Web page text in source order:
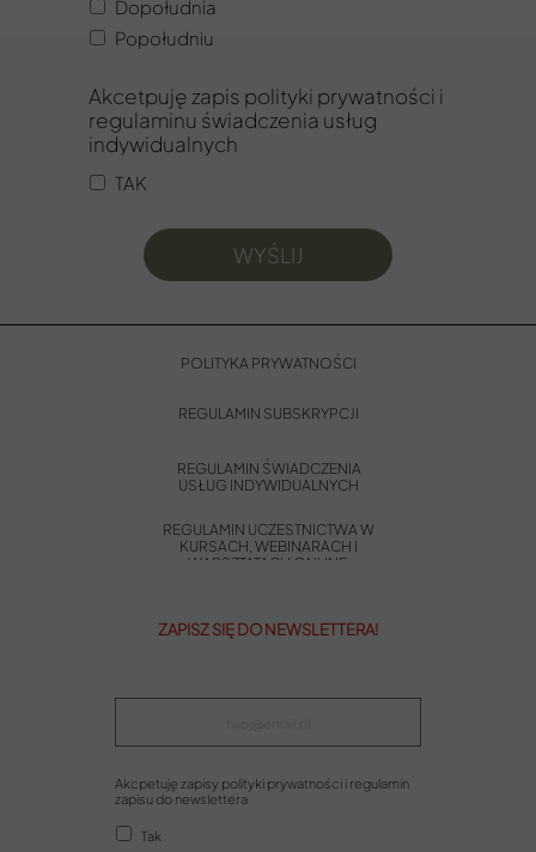
Dopołudnia
Popołudniu
Akcetpuję zapis polityki prywatności i
regulaminu świadczenia usług
indywidualnych
TAK
WYŚLIJ
Akcpetuję zapisy polityki prywatności i regulamin
zapisu do newslettera
Tak
ZAPISZ SIĘ DO NEWSLETTERA!
REGULAMIN UCZESTNICTWA W
KURSACH, WEBINARACH I
WARSZTATACH ONLINE
REGULAMIN ŚWIADCZENIA
USŁUG INDYWIDUALNYCH
REGULAMIN SUBSKRYPCJI
POLITYKA PRYWATNOŚCI